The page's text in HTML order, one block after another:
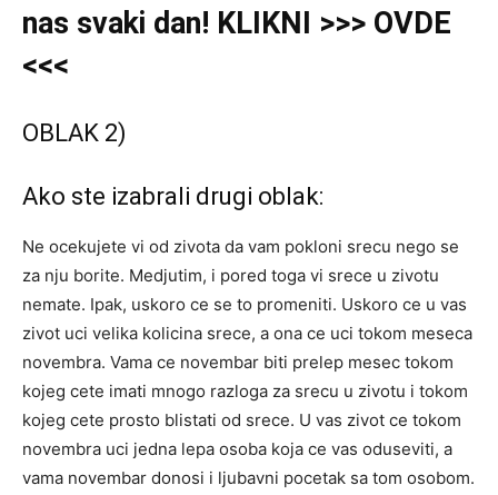
nas svaki dan! KLIKNI >>> OVDE
<<<
OBLAK 2)
Ako ste izabrali drugi oblak:
Ne ocekujete vi od zivota da vam pokloni srecu nego se
za nju borite. Medjutim, i pored toga vi srece u zivotu
nemate. Ipak, uskoro ce se to promeniti. Uskoro ce u vas
zivot uci velika kolicina srece, a ona ce uci tokom meseca
novembra. Vama ce novembar biti prelep mesec tokom
kojeg cete imati mnogo razloga za srecu u zivotu i tokom
kojeg cete prosto blistati od srece. U vas zivot ce tokom
novembra uci jedna lepa osoba koja ce vas oduseviti, a
vama novembar donosi i ljubavni pocetak sa tom osobom.